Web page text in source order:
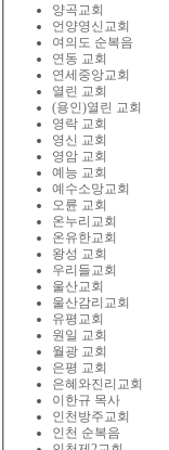
양곡교회
언양영신교회
여의도 순복음
연동 교회
연세중앙교회
열린 교회
(용인)열린 교회
영락 교회
영신 교회
영암 교회
예능 교회
예수소망교회
오륜 교회
온누리교회
온유한교회
왕성 교회
우리들교회
울산교회
울산감리교회
유평교회
원일 교회
월광 교회
은평 교회
은혜와진리교회
이한규 목사
인천방주교회
인천 순복음